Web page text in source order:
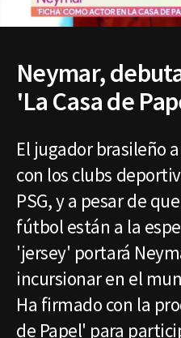
Neymar,
'La Casa de
El jugador brasileño
con los clubs
PSG, y a pesar de
fútbol están a la
'jersey' portará
incursionar en el
Ha firmado con la
de Papel' para